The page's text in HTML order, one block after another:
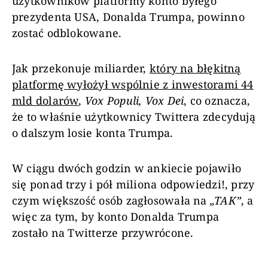
prezydenta USA, Donalda Trumpa, powinno
zostać odblokowane.
Jak przekonuje miliarder, który na błękitną
platformę wyłożył wspólnie z inwestorami 44
mld dolarów, Vox Populi, Vox Dei, co oznacza,
że to właśnie użytkownicy Twittera zdecydują
o dalszym losie konta Trumpa.
W ciągu dwóch godzin w ankiecie pojawiło
się ponad trzy i pół miliona odpowiedzi!, przy
czym większość osób zagłosowała na „TAK”, a
więc za tym, by konto Donalda Trumpa
zostało na Twitterze przywrócone.